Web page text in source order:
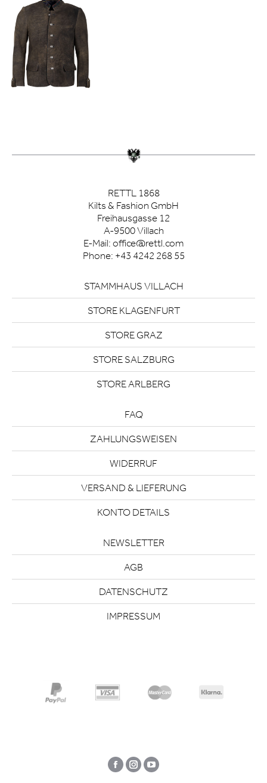
RETTL 1868
Kilts & Fashion GmbH
Freihausgasse 12
A-9500 Villach
E-Mail: office@rettl.com
Phone: +43 4242 268 55
STAMMHAUS VILLACH
STORE KLAGENFURT
STORE GRAZ
STORE SALZBURG
STORE ARLBERG
FAQ
ZAHLUNGSWEISEN
WIDERRUF
VERSAND & LIEFERUNG
KONTO DETAILS
NEWSLETTER
AGB
DATENSCHUTZ
IMPRESSUM
Facebook
InstagramYouTube